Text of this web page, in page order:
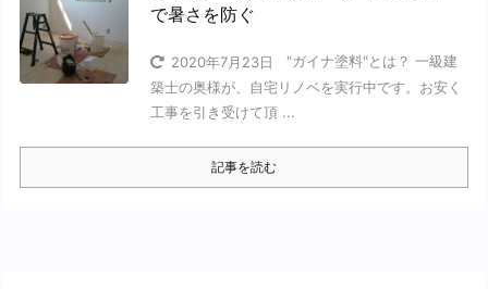
で暑さを防ぐ
2020年7月23日
"ガイナ塗料"とは？ 一級建
築士の奥様が、自宅リノベを実行中です。お安く
工事を引き受けて頂 ...
記事を読む